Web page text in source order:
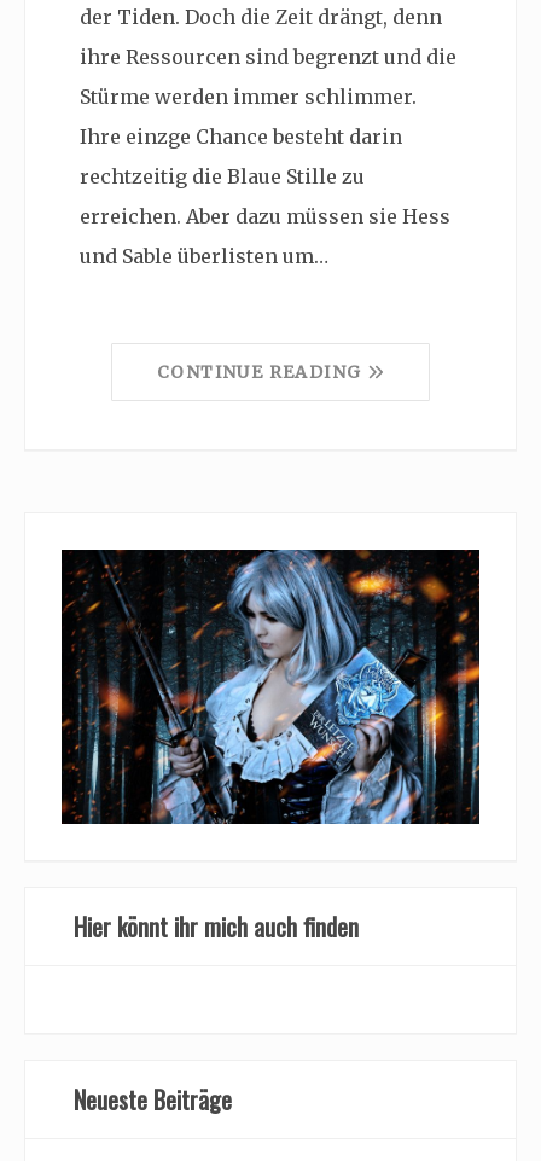
der Tiden. Doch die Zeit drängt, denn
ihre Ressourcen sind begrenzt und die
Stürme werden immer schlimmer.
Ihre einzge Chance besteht darin
rechtzeitig die Blaue Stille zu
erreichen. Aber dazu müssen sie Hess
und Sable überlisten um…
CONTINUE READING
Hier könnt ihr mich auch finden
Neueste Beiträge